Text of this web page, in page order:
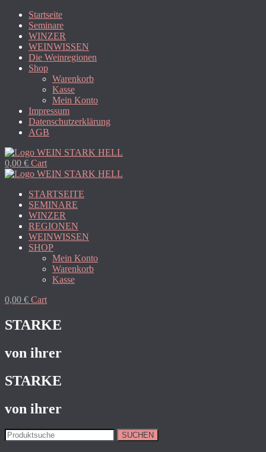
Startseite
Seminare
WINZER
WEINWISSEN
Die Weinregionen
Shop
Warenkorb
Kasse
Mein Konto
Impressum
Datenschutzerklärung
AGB
0,00 € Cart
STARTSEITE
SEMINARE
WINZER
REGIONEN
WEINWISSEN
SHOP
Mein Konto
Warenkorb
Kasse
0,00 € Cart
STARKE
von ihrer
STARKE
von ihrer
SUCHEN